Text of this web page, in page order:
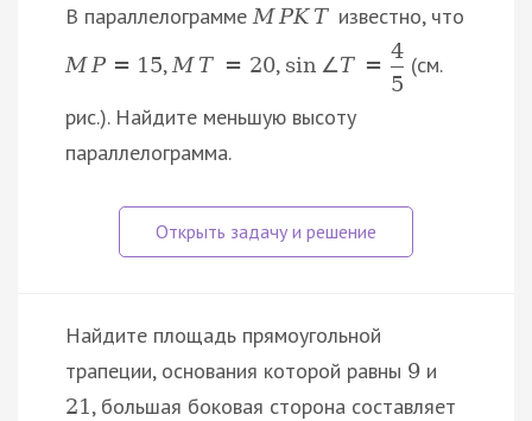
В параллелограммеM PK T известно, что
M P = 15,M T = 20, sin ∠T =
4
5
(см.
рис.). Найдите меньшую высоту
параллелограмма.
Найдите площадь прямоугольной
трапеции, основания которой равны 9 и
21 , большая боковая сторона составляет